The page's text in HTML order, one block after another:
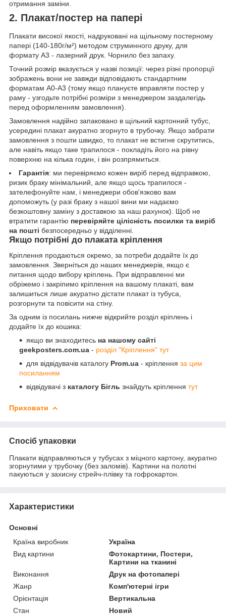
отримання заміни.
2. Плакат/постер на папері
Плакати високої якості, надруковані на щільному постерному
папері (140-180г/м²) методом струминного друку, для
формату А3 - лазерний друк. Чорнило без запаху.
Точний розмір вказується у назві позиції: через різні пропорції
зображень вони не завжди відповідають стандартним
форматам А0-А3 (тому якщо плануєте вправляти постер у
раму - узгодьте потрібні розміри з менеджером заздалегідь
перед оформленням замовлення).
Замовлення надійно запаковано в щільний картонний тубус,
усередині плакат акуратно згорнуто в трубочку. Якщо забрати
замовлення з пошти швидко, то плакат не встигне скрутитись,
але навіть якщо таке трапилося - покладіть його на рівну
поверхню на кілька годин, і він розпрямиться.
Гарантія: ми перевіряємо кожен виріб перед відправкою,
ризик браку мінімальний, але якщо щось трапилося -
зателефонуйте нам, і менеджери обов'язково вам
допоможуть (у разі браку з нашої вини ми надаємо
безкоштовну заміну з доставкою за наш рахунок). Щоб не
втратити гарантію перевіряйте цілісність посилки та виріб
на пошті безпосередньо у відділенні.
Якщо потрібні до плаката кріплення
Кріплення продаються окремо, за потреби додайте їх до
замовлення. Зверніться до наших менеджерів, якщо є
питання щодо вибору кріплень. При відправленні ми
обріжемо і закріпимо кріплення на вашому плакаті, вам
залишиться лише акуратно дістати плакат із тубуса,
розгорнути та повісити на стіну.
За одним із посилань нижче відкрийте розділ кріплень і
додайте їх до кошика:
якщо ви знаходитесь на нашому сайті
geekposters.com.ua - розділ "Кріплення" тут
для відвідувачів каталогу Prom.ua - кріплення за цим
посиланням
відвідувачі з каталогу Бігль знайдуть кріплення тут
Приховати
Спосіб упаковки
Плакати відправляються у тубусах з міцного картону, акуратно
згорнутими у трубочку (без заломів). Картини на полотні
пакуються у захисну стрейч-плівку та гофрокартон.
Характеристики
Основні
Країна виробник
Україна
Вид картини
Фотокартини, Постери,
Картини на тканині
Виконання
Друк на фотопапері
Жанр
Комп'ютерні ігри
Орієнтація
Вертикальна
Стан
Новий